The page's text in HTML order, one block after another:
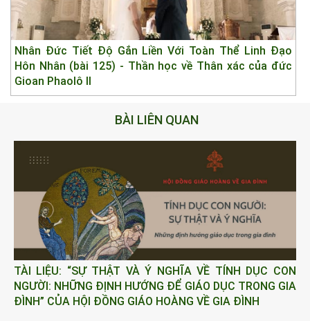
Nhân Đức Tiết Độ Gắn Liền Với Toàn Thể Linh Đạo
Hôn Nhân (bài 125) - Thần học về Thân xác của đức
Gioan Phaolô II
BÀI LIÊN QUAN
TÀI LIỆU: “SỰ THẬT VÀ Ý NGHĨA VỀ TÍNH DỤC CON
NGƯỜI: NHỮNG ĐỊNH HƯỚNG ĐỂ GIÁO DỤC TRONG GIA
ĐÌNH” CỦA HỘI ĐỒNG GIÁO HOÀNG VỀ GIA ĐÌNH